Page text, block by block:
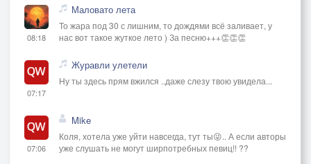
08:18
Маловато лета
То жара под 30 с лишним, то дождями всё заливает, у
нас вот такое жуткое лето ) За песню+++👏👏👏
07:17
Журавли улетели
Ну ты здесь прям вжился ..даже слезу твою увидела...
07:06
Mike
Коля, хотела уже уйти навсегда, тут ты😜.. А если авторы
уже слушать не могут ширпотребных певиц!! ??